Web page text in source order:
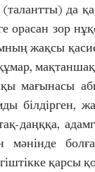
да
орасан зор
жақсы
мағынасы
білдірген,
даңққа,
қарсы